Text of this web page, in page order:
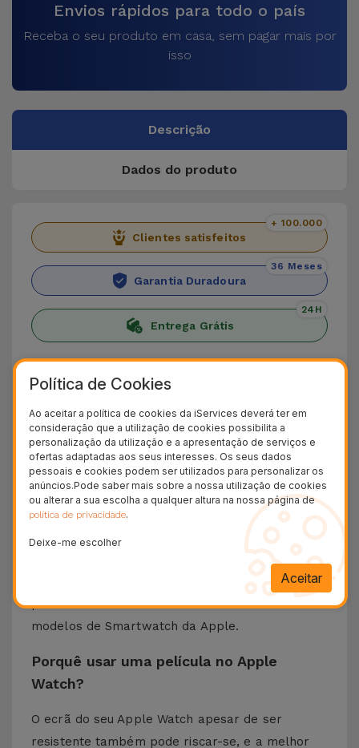
Envios rápidos para todo o país
Receba o seu produto em casa, sem pagar mais por
isso
Descrição
Dados do produto
Clientes satisfeitos
+ 100.000
Garantia Duradoura
36 Meses
Entrega Grátis
24H
Conheça a Apple Watch Película da
iServices
Apresentamos a Película para Apple Watch da
iServices, a solução prática e discreta para
proteger o ecrã do seu Apple Watch de riscos,
choques e pequenos acidentes diários.
Criada a partir de vidro temperado, esta
proteção de ecrã pode ser colocada facilmente
sobre o visor do seu relógio. Além disso, na
iServices encontra películas de Apple Watch
para todos os diferentes tamanhos de ecrã e
modelos de Smartwatch da Apple.
Porquê usar uma película no Apple
Watch?
O ecrã do seu Apple Watch apesar de ser
resistente também pode riscar-se, e a melhor
Política de Cookies
Ao aceitar a política de cookies da iServices deverá ter em
consideração que a utilização de cookies possibilita a
personalização da utilização e a apresentação de serviços e
ofertas adaptadas aos seus interesses. Os seus dados
pessoais e cookies podem ser utilizados para personalizar os
anúncios.Pode saber mais sobre a nossa utilização de cookies
ou alterar a sua escolha a qualquer altura na nossa página de
política de privacidade.
Deixe-me escolher
Aceitar